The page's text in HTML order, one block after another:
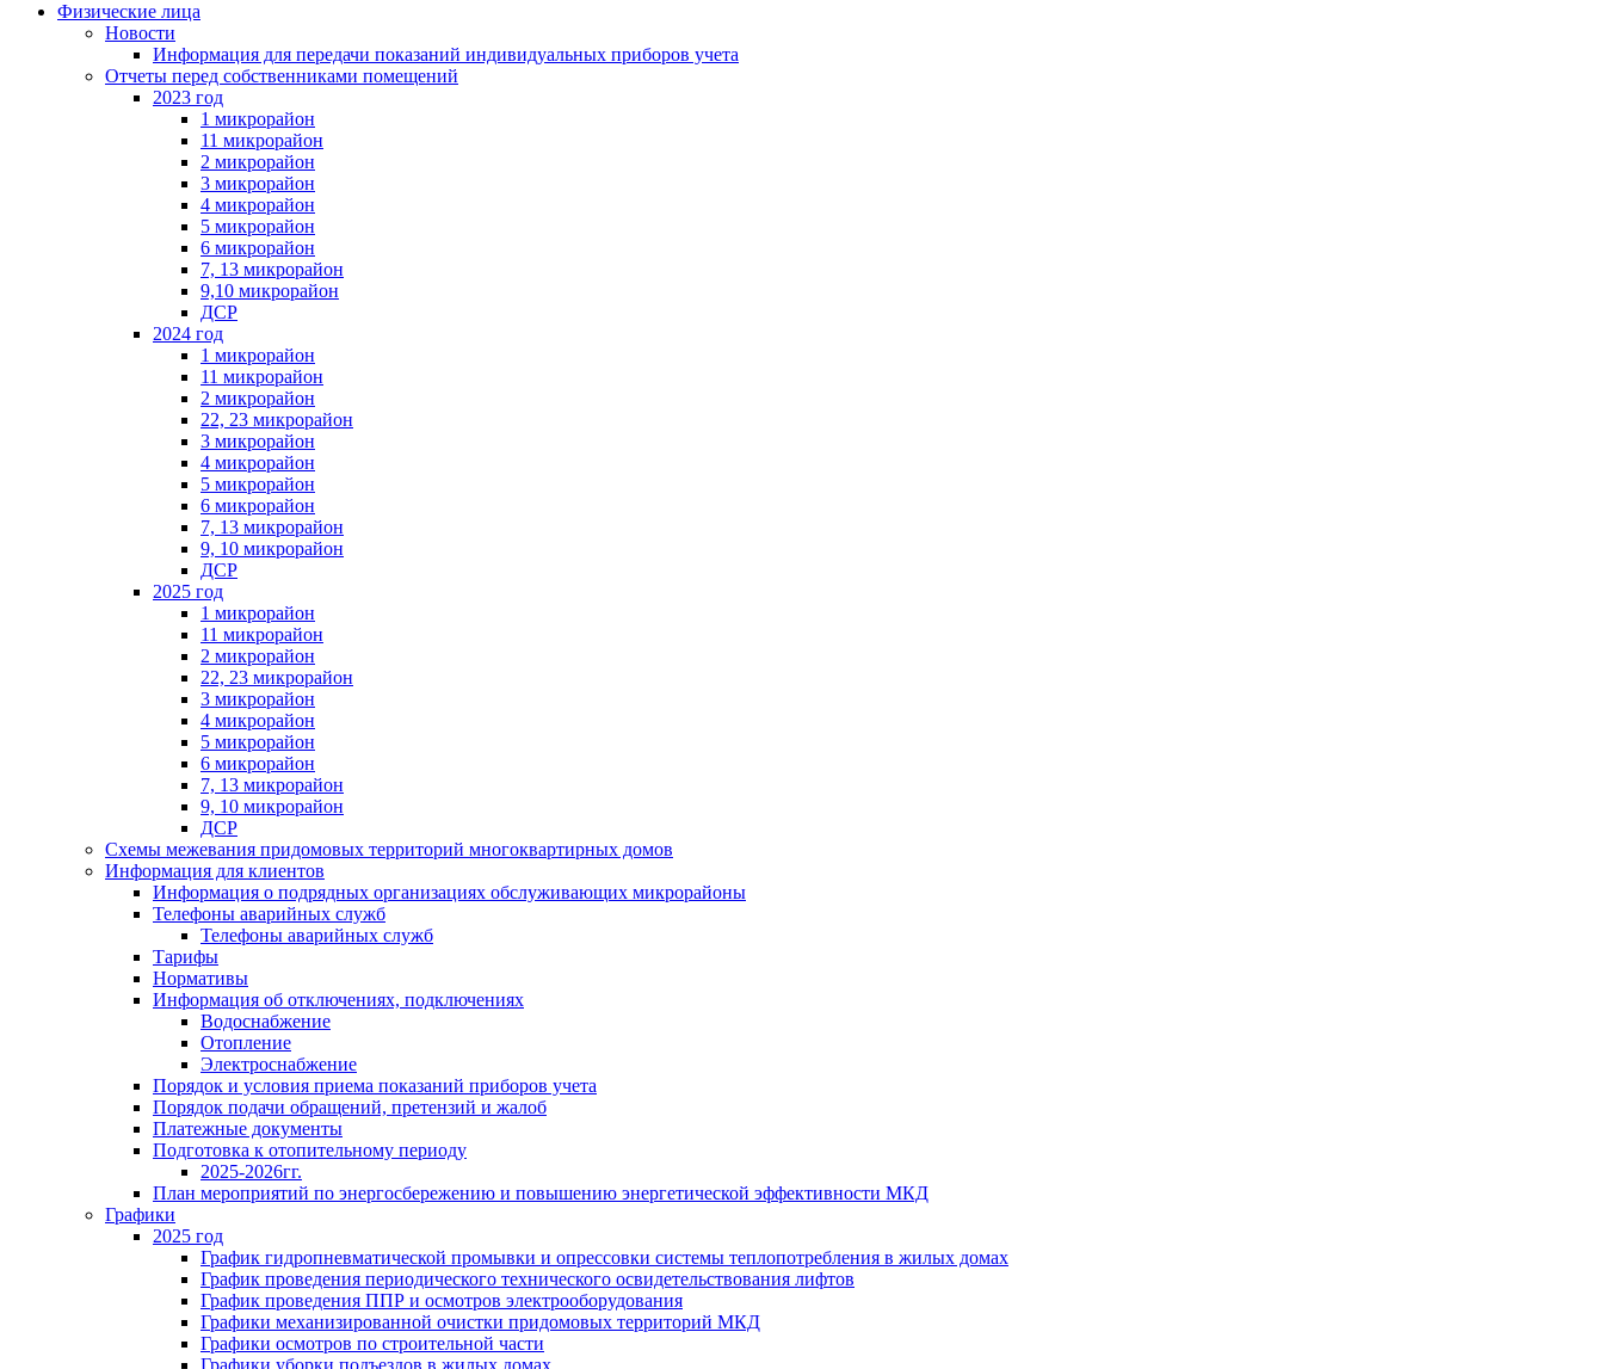
Физические лица
Новости
Информация для передачи показаний индивидуальных приборов учета
Отчеты перед собственниками помещений
2023 год
1 микрорайон
11 микрорайон
2 микрорайон
3 микрорайон
4 микрорайон
5 микрорайон
6 микрорайон
7, 13 микрорайон
9,10 микрорайон
ДСР
2024 год
1 микрорайон
11 микрорайон
2 микрорайон
22, 23 микрорайон
3 микрорайон
4 микрорайон
5 микрорайон
6 микрорайон
7, 13 микрорайон
9, 10 микрорайон
ДСР
2025 год
1 микрорайон
11 микрорайон
2 микрорайон
22, 23 микрорайон
3 микрорайон
4 микрорайон
5 микрорайон
6 микрорайон
7, 13 микрорайон
9, 10 микрорайон
ДСР
Схемы межевания придомовых территорий многоквартирных домов
Информация для клиентов
Информация о подрядных организациях обслуживающих микрорайоны
Телефоны аварийных служб
Телефоны аварийных служб
Тарифы
Нормативы
Информация об отключениях, подключениях
Водоснабжение
Отопление
Электроснабжение
Порядок и условия приема показаний приборов учета
Порядок подачи обращений, претензий и жалоб
Платежные документы
Подготовка к отопительному периоду
2025-2026гг.
План мероприятий по энергосбережению и повышению энергетической эффективности МКД
Графики
2025 год
График гидропневматической промывки и опрессовки системы теплопотребления в жилых домах
График проведения периодического технического освидетельствования лифтов
График проведения ППР и осмотров электрооборудования
Графики механизированной очистки придомовых территорий МКД
Графики осмотров по строительной части
Графики уборки подъездов в жилых домах